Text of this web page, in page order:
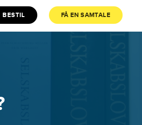
BESTIL FÅ EN SAMTALE